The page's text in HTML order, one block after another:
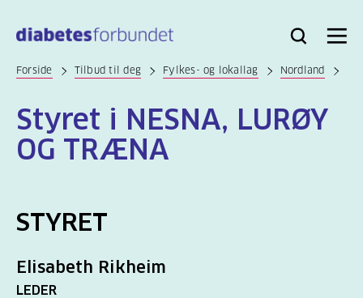
hovedinnhold
Bli
Logg
Søk Meny
Forside Tilbud til deg Fylkes- og lokallag Nordland
Styret i NESNA, LURØY
OG TRÆNA
STYRET
Elisabeth Rikheim
LEDER